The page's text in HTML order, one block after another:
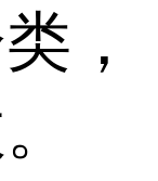
，